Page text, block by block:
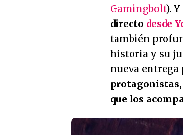
Gamingbolt).
directo desde
también
historia y su
nueva entrega
protagonistas,
que los